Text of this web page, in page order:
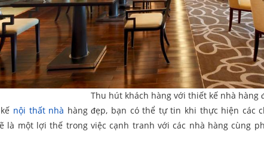
Thu hút khách hàng với thiết kế nhà hàng
nội thất nhà hàng đẹp, bạn có thể tự tin khi thực hiện các
là một lợi thế trong việc cạnh tranh với các nhà hàng cùng